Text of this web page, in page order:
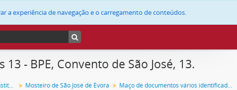
a experiência de navegação e o carregamento de conteúdos.
- BPE, Convento de São José, 13.
FUNDIS - Fundos Documentais de Instituições do Sul Mosteiro de São José de Évora
Maço de documentos vários identificado com o número 13.